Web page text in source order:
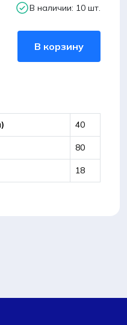
В наличии: 10 шт.
В корзину
40
80
18